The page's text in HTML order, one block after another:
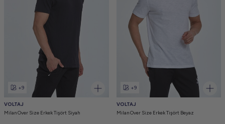
+9
VOLTAJ
Milan Over Size Erkek Tişört Siyah
+9
VOLTAJ
Milan Over Size Erkek Tişört Beyaz